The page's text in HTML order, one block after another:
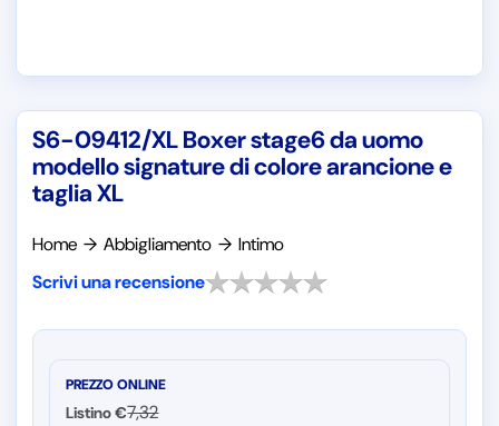
S6-09412/XL Boxer stage6 da uomo
modello signature di colore arancione e
taglia XL
Home → Abbigliamento → Intimo
Scrivi una recensione
PREZZO ONLINE
Listino €7,32